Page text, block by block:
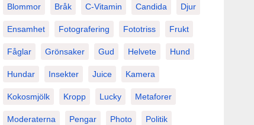
Blommor Bråk C-Vitamin Candida Djur
Ensamhet Fotografering Fototriss Frukt
Fåglar Grönsaker Gud Helvete Hund
Hundar Insekter Juice Kamera
Kokosmjölk Kropp Lucky Metaforer
Moderaterna Pengar Photo Politik